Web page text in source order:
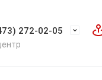
272-02-05